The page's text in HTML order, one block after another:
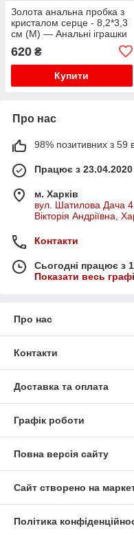
Золота анальна пробка з
кристалом серце - 8,2*3,3
см (M) — Анальні іграшки
620 ₴
Купити
Про нас
98% позитивних з 59
Працює з 23.04.2020
м. Харків
вул. Шатилова Дача
Вікторія Андріївна,
Контакти
Сьогодні працює з
Показати весь
Про нас
Контакти
Доставка та оплата
Графік роботи
Повна версія сайту
Сайт створено на
Політика